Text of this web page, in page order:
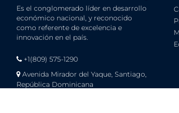
Es el conglomerado líder en desarrollo
económico nacional, y reconocido
como referente de excelencia e
innovación en el país.
+1(809) 575-1290
Avenida Mirador del Yaque, Santiago,
República Dominicana